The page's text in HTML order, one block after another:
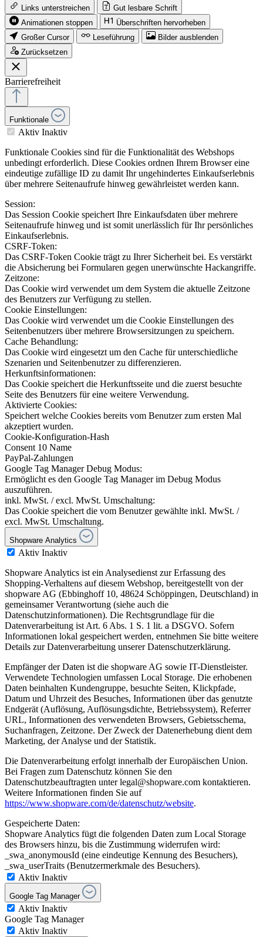
Links unterstreichen
Gut lesbare Schrift
Animationen stoppen
Überschriften hervorheben
Großer Cursor
Leseführung
Bilder ausblenden
Zurücksetzen
Barrierefreiheit
Funktionale
Aktiv Inaktiv
Funktionale Cookies sind für die Funktionalität des Webshops
unbedingt erforderlich. Diese Cookies ordnen Ihrem Browser eine
eindeutige zufällige ID zu damit Ihr ungehindertes Einkaufserlebnis
über mehrere Seitenaufrufe hinweg gewährleistet werden kann.
Session:
Das Session Cookie speichert Ihre Einkaufsdaten über mehrere
Seitenaufrufe hinweg und ist somit unerlässlich für Ihr persönliches
Einkaufserlebnis.
CSRF-Token:
Das CSRF-Token Cookie trägt zu Ihrer Sicherheit bei. Es verstärkt
die Absicherung bei Formularen gegen unerwünschte Hackangriffe.
Zeitzone:
Das Cookie wird verwendet um dem System die aktuelle Zeitzone
des Benutzers zur Verfügung zu stellen.
Cookie Einstellungen:
Das Cookie wird verwendet um die Cookie Einstellungen des
Seitenbenutzers über mehrere Browsersitzungen zu speichern.
Cache Behandlung:
Das Cookie wird eingesetzt um den Cache für unterschiedliche
Szenarien und Seitenbenutzer zu differenzieren.
Herkunftsinformationen:
Das Cookie speichert die Herkunftsseite und die zuerst besuchte
Seite des Benutzers für eine weitere Verwendung.
Aktivierte Cookies:
Speichert welche Cookies bereits vom Benutzer zum ersten Mal
akzeptiert wurden.
Cookie-Konfiguration-Hash
Consent 10 Name
PayPal-Zahlungen
Google Tag Manager Debug Modus:
Ermöglicht es den Google Tag Manager im Debug Modus
auszuführen.
inkl. MwSt. / excl. MwSt. Umschaltung:
Das Cookie speichert die vom Benutzer gewählte inkl. MwSt. /
excl. MwSt. Umschaltung.
Shopware Analytics
Aktiv Inaktiv
Shopware Analytics ist ein Analysedienst zur Erfassung des
Shopping-Verhaltens auf diesem Webshop, bereitgestellt von der
shopware AG (Ebbinghoff 10, 48624 Schöppingen, Deutschland) in
gemeinsamer Verantwortung (siehe auch die
Datenschutzinformationen). Die Rechtsgrundlage für die
Datenverarbeitung ist Art. 6 Abs. 1 S. 1 lit. a DSGVO. Sofern
Informationen lokal gespeichert werden, entnehmen Sie bitte weitere
Details zur Datenverarbeitung unserer Datenschutzerklärung.
Empfänger der Daten ist die shopware AG sowie IT-Dienstleister.
Verwendete Technologien umfassen Local Storage. Die erhobenen
Daten beinhalten Kundengruppe, besuchte Seiten, Klickpfade,
Datum und Uhrzeit des Besuches, Informationen über das genutzte
Endgerät (Auflösung, Auflösungsdichte, Betriebssystem), Referrer
URL, Informationen des verwendeten Browsers, Gebietsschema,
Suchanfragen, Zeitzone. Der Zweck der Datenerhebung dient dem
Marketing, der Analyse und der Statistik.
Die Datenverarbeitung erfolgt innerhalb der Europäischen Union.
Bei Fragen zum Datenschutz können Sie den
Datenschutzbeauftragten unter legal@shopware.com kontaktieren.
Weitere Informationen finden Sie auf
https://www.shopware.com/de/datenschutz/website.
Gespeicherte Daten:
Shopware Analytics fügt die folgenden Daten zum Local Storage
des Browsers hinzu, bis die Zustimmung widerrufen wird:
_swa_anonymousId (eine eindeutige Kennung des Besuchers),
_swa_userTraits (Benutzermerkmale des Besuchers).
Aktiv Inaktiv
Google Tag Manager
Aktiv Inaktiv
Google Tag Manager
Aktiv Inaktiv